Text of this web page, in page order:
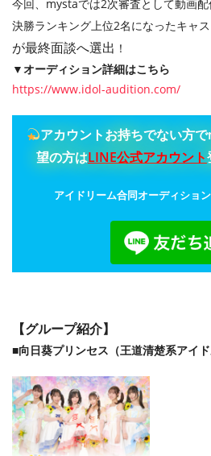
今回、mystaでは2次審査として動画
決勝ランキング上位2名になったキャス
が最終面談へ選出 ！
▼オーディション詳細はこちら
https://www.idol-audition.com/
アカウントお持ちでない方
望の方はLINE公式アカウント
アイドリーム合同オーディショ
【グループ紹介】
■向日葵プリンセス（王道清楚系アイド